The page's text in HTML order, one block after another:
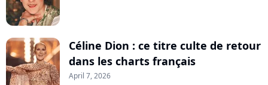
Céline Dion : ce titre culte de retour
dans les charts français
April 7, 2026